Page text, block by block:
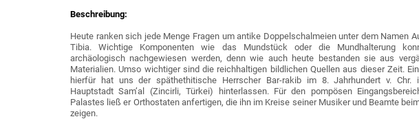
Beschreibung:
Heute ranken sich jede Menge Fragen um antike Doppelschalmeien unter dem Namen
Tibia. Wichtige Komponenten wie das Mundstück oder die Mundhalterung
archäologisch nachgewiesen werden, denn wie auch heute bestanden sie aus
Materialien. Umso wichtiger sind die reichhaltigen bildlichen Quellen aus dieser Zeit.
hierfür hat uns der späthethitische Herrscher Bar-rakib im 8. Jahrhundert v. Chr.
Hauptstadt Sam’al (Zincirli, Türkei) hinterlassen. Für den pompösen
Palastes ließ er Orthostaten anfertigen, die ihn im Kreise seiner Musiker und Beamte
zeigen.